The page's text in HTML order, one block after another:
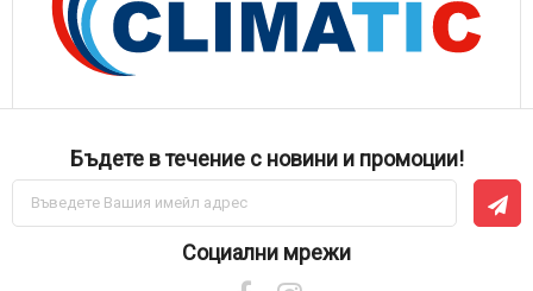
Бъдете в течение с новини и промоции!
Абонирай
за
Социални мрежи